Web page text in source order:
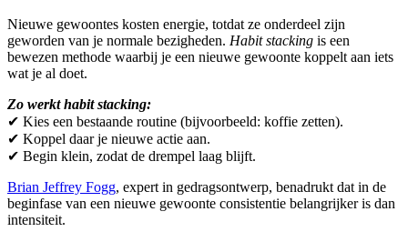
Nieuwe gewoontes kosten energie, totdat ze onderdeel zijn
geworden van je normale bezigheden. Habit stacking is een
bewezen methode waarbij je een nieuwe gewoonte koppelt aan iets
wat je al doet.
Zo werkt habit stacking:
✔︎ Kies een bestaande routine (bijvoorbeeld: koffie zetten).
✔︎ Koppel daar je nieuwe actie aan.
✔︎ Begin klein, zodat de drempel laag blijft.
Brian Jeffrey Fogg, expert in gedragsontwerp, benadrukt dat in de
beginfase van een nieuwe gewoonte consistentie belangrijker is dan
intensiteit.